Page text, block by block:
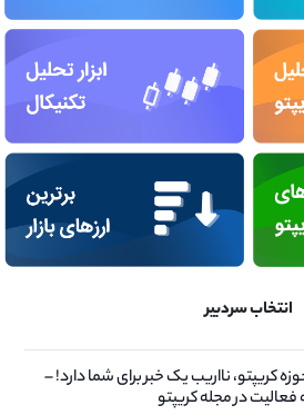
انتخاب سردبیر
کریپتو، نااریب یک خبر برای شما دارد! –
در مجله کریپتو